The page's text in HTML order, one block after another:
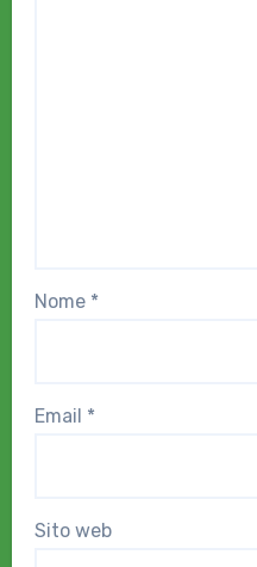
Nome *
Email *
Sito web